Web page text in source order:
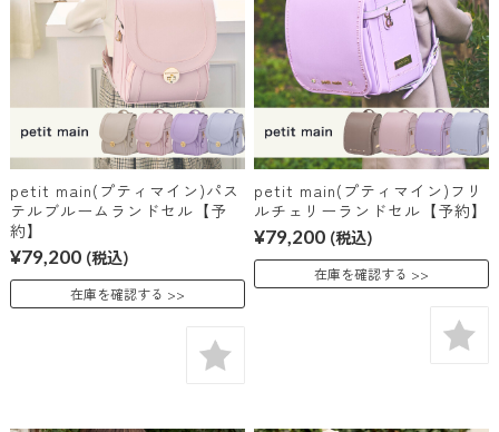
petit main(プティマイン)パス
テルブルームランドセル【予
約】
¥79,200 (税込)
在庫を確認する
petit main(プティマイン)フリ
ルチェリーランドセル【予約】
¥79,200 (税込)
在庫を確認する